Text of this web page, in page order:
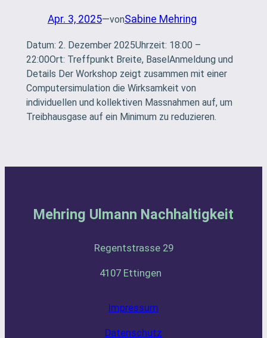
Apr. 3, 2025—vonSabine Mehring
Datum: 2. Dezember 2025Uhrzeit: 18:00 –
22:00Ort: Treffpunkt Breite, BaselAnmeldung und
Details Der Workshop zeigt zusammen mit einer
Computersimulation die Wirksamkeit von
individuellen und kollektiven Massnahmen auf, um
Treibhausgase auf ein Minimum zu reduzieren.
Mehring Ulmann Nachhaltigkeit
Regentstrasse 29
4107 Ettingen
Impressum
Datenschutz